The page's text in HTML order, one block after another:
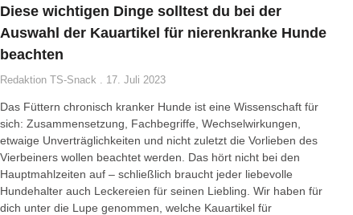
Diese wichtigen Dinge solltest du bei der
Auswahl der Kauartikel für nierenkranke Hunde
beachten
Redaktion TS-Snack 17. Juli 2023
Das Füttern chronisch kranker Hunde ist eine Wissenschaft für
sich: Zusammensetzung, Fachbegriffe, Wechselwirkungen,
etwaige Unverträglichkeiten und nicht zuletzt die Vorlieben des
Vierbeiners wollen beachtet werden. Das hört nicht bei den
Hauptmahlzeiten auf – schließlich braucht jeder liebevolle
Hundehalter auch Leckereien für seinen Liebling. Wir haben für
dich unter die Lupe genommen, welche Kauartikel für